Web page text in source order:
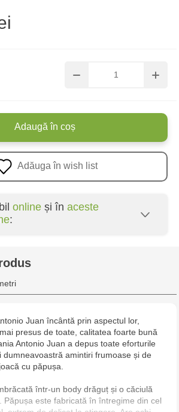
Adaugă în coș
Adăuga în wish list
online și în aceste
:
- bd. Cantemir, 6
str. Alexandru Cel Bun, 5
- str. N. Testemițanu
- bd. Ștefan cel Mare, 110
Juan încântă prin aspectul lor,
presus de toate, calitatea foarte bună
Antonio Juan a depus toate eforturile
dumneavoastră amintiri frumoase și de
cu păpușa.
într-un body drăguț și o căciulă
Păpușa este fabricată în întregime din cel